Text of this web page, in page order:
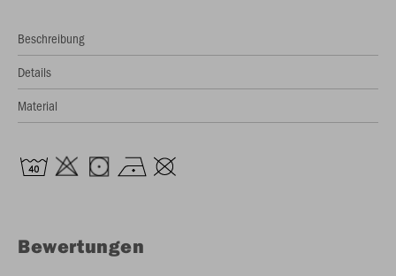
Beschreibung
Details
Material
Bewertungen